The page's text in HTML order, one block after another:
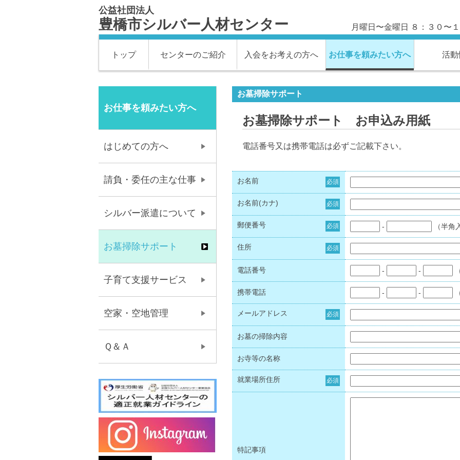
公益社団法人
豊橋市シルバー人材センター 月曜日〜金曜日 ８：３０〜
トップ センターのご紹介 入会をお考えの方へ お仕事を頼みたい方へ 活動
お墓掃除サポート
お墓掃除サポート お申込み用紙
電話番号又は携帯電話は必ずご記載下さい。
お名前 必須
お名前(カナ) 必須
郵便番号 必須 - （半角
住所 必須
電話番号 - -
携帯電話 - -
メールアドレス 必須
お墓の掃除内容
お寺等の名称
就業場所住所 必須
特記事項
お仕事を頼みたい方へ
はじめての方へ
請負・委任の主な仕事
シルバー派遣について
お墓掃除サポート
子育て支援サービス
空家・空地管理
Ｑ＆Ａ